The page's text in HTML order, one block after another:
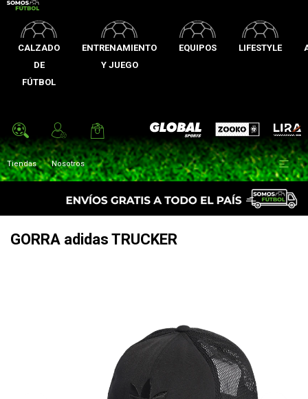
CALZADO
DE
FÚTBOL
ENTRENAMIENTO
Y JUEGO
EQUIPOS LIFESTYLE
Global Sports Zooko Lira
Tiendas Nosotros 
GORRA adidas TRUCKER